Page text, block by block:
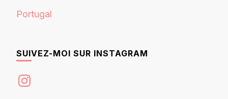
Portugal
SUIVEZ-MOI SUR INSTAGRAM
Instagram